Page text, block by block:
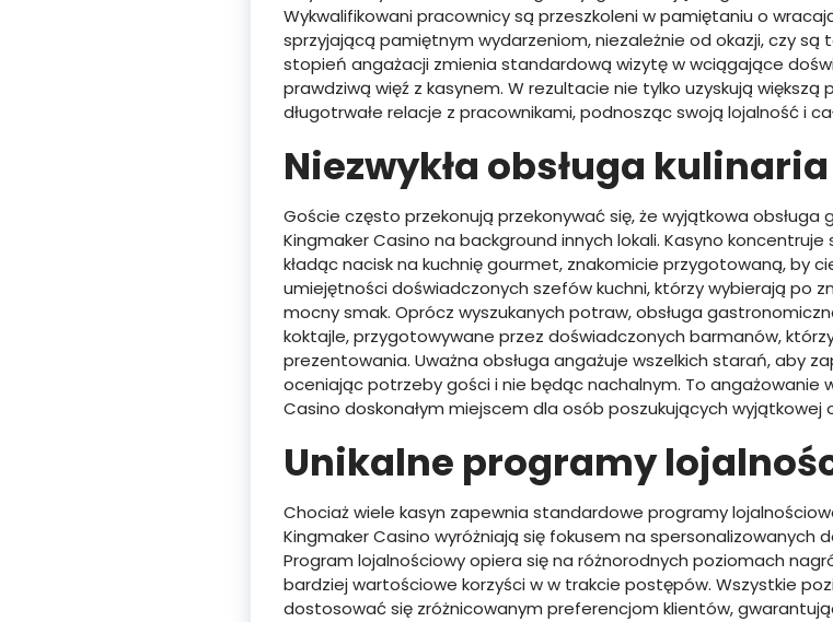
Wykwalifikowani pracownicy są przeszkoleni w pamiętaniu o
sprzyjającą pamiętnym wydarzeniom, niezależnie od okazji, czy są
stopień angażacji zmienia standardową wizytę w wciągające
prawdziwą więź z kasynem. W rezultacie nie tylko uzyskują
długotrwałe relacje z pracownikami, podnosząc swoją lojalność i
Niezwykła obsługa
Goście często przekonują przekonywać się, że wyjątkowa
Kingmaker Casino na background innych lokali. Kasyno
kładąc nacisk na kuchnię gourmet, znakomicie przygotowaną, by
umiejętności doświadczonych szefów kuchni, którzy wybierają po
mocny smak. Oprócz wyszukanych potraw, obsługa
koktajle, przygotowywane przez doświadczonych barmanów,
prezentowania. Uważna obsługa angażuje wszelkich starań, aby
oceniając potrzeby gości i nie będąc nachalnym. To angażowanie
Casino doskonałym miejscem dla osób poszukujących
Unikalne programy
Chociaż wiele kasyn zapewnia standardowe programy
Kingmaker Casino wyróżniają się fokusem na spersonalizowanych
Program lojalnościowy opiera się na różnorodnych poziomach
bardziej wartościowe korzyści w w trakcie postępów. Wszystkie
dostosować się zróżnicowanym preferencjom klientów,